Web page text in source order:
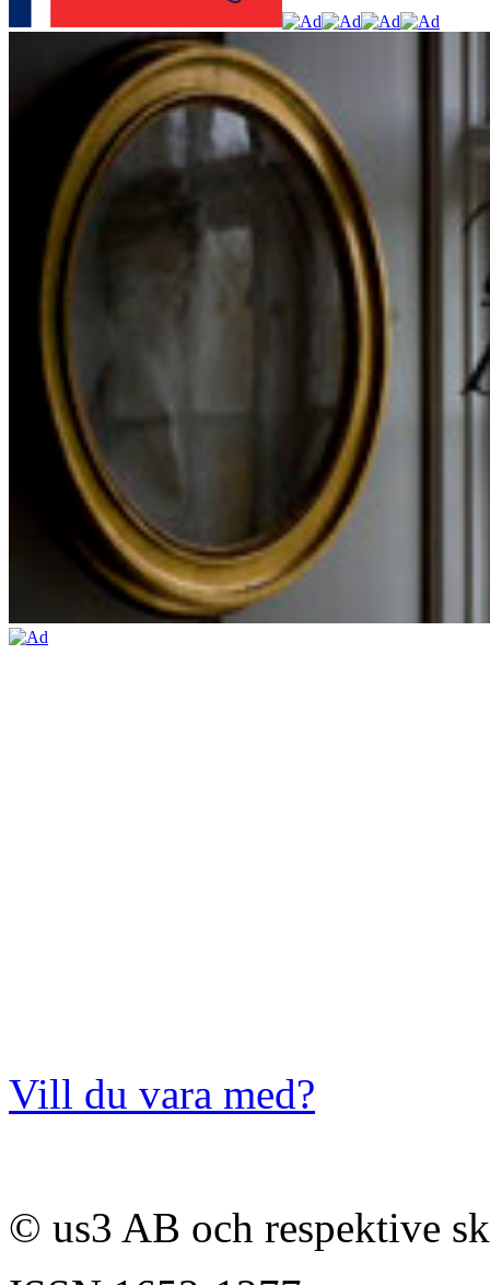
Vill du vara med?
© us3 AB och respektive